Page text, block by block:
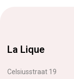
La Lique
Celsiusstraat 19